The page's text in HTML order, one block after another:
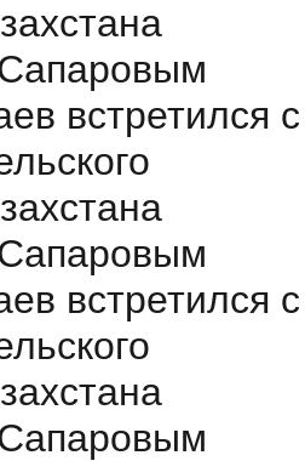
встретился с
встретился с